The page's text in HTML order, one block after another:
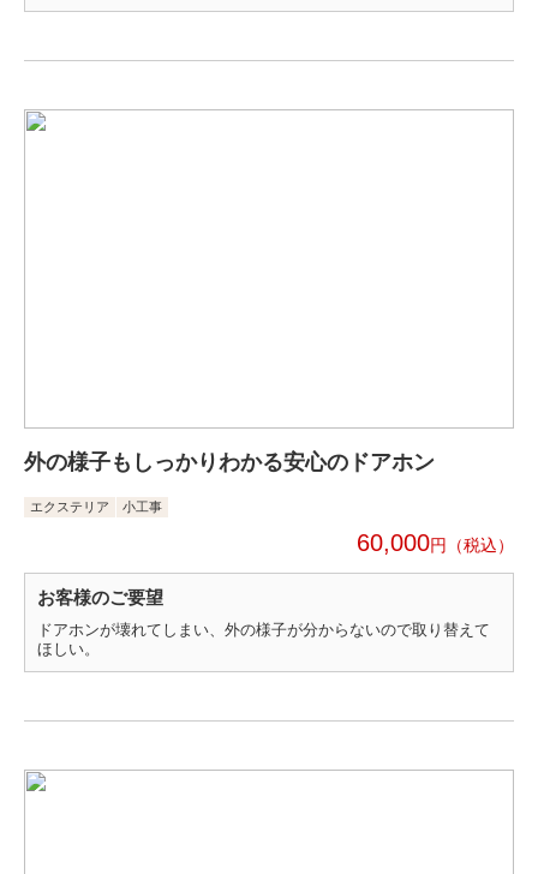
外の様子もしっかりわかる安心のドアホン
エクステリア 小工事
60,000円
お客様のご要望
ドアホンが壊れてしまい、外の様子が分からないので取り替えて
ほしい。